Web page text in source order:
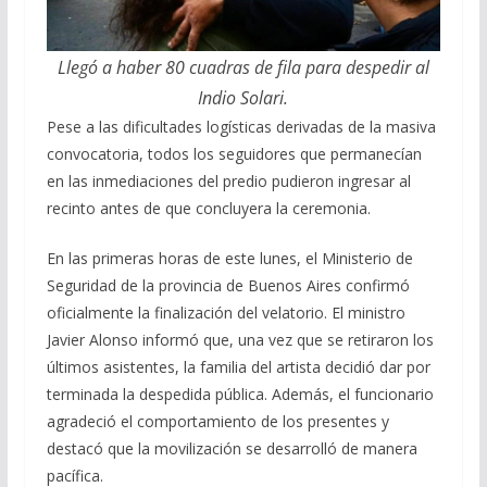
Llegó a haber 80 cuadras de fila para despedir al
Indio Solari.
Pese a las dificultades logísticas derivadas de la masiva
convocatoria, todos los seguidores que permanecían
en las inmediaciones del predio pudieron ingresar al
recinto antes de que concluyera la ceremonia.
En las primeras horas de este lunes, el Ministerio de
Seguridad de la provincia de Buenos Aires confirmó
oficialmente la finalización del velatorio. El ministro
Javier Alonso informó que, una vez que se retiraron los
últimos asistentes, la familia del artista decidió dar por
terminada la despedida pública. Además, el funcionario
agradeció el comportamiento de los presentes y
destacó que la movilización se desarrolló de manera
pacífica.